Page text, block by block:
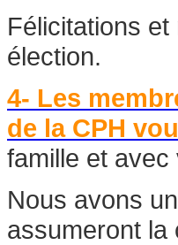
Félicitations et
élection.
4- Les
de la CPH
famille et
Nous avons
assumeront